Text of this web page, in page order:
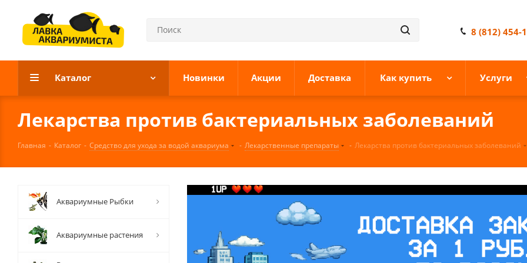
8 (812) 454-
Каталог Новинки Акции Доставка Как купить Услуги
Лекарства против бактериальных заболеваний
Главная - Каталог - Средство для ухода за водой аквариума - Лекарственные препараты - Лекарства против бактериальных заболеваний
Аквариумные Рыбки
Аквариумные растения